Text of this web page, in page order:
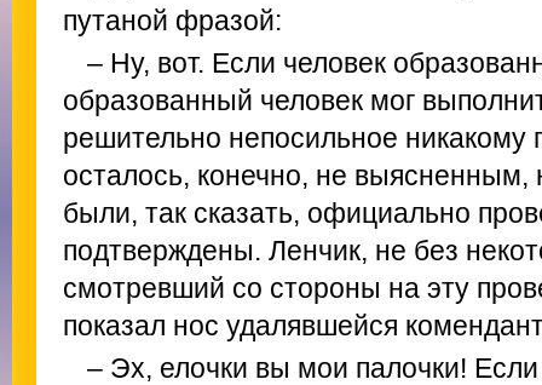
путаной фразой:
– Ну, вот. Если человек
образованный человек мог
решительно непосильное
осталось, конечно, не
были, так сказать, официально
подтверждены. Ленчик, не без
смотревший со стороны на эту
показал нос удалявшейся
– Эх, елочки вы мои палочки!